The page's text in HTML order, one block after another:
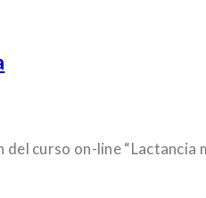
curso on-line